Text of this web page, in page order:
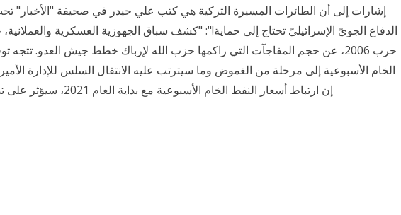
إشارات إلى أن الطائرات المسيرة التركية هي كتب علي حيدر في صحيفة "الأخبار"
الدفاع الجويّ الإسرائيليّ تحتاج إلى حماية!": "كشف سباق الجهوزية العسكرية
حرب 2006، عن حجم المفاجآت التي راكمها حزب الله لإرباك خطط جيش العدو. تتجه
الخام الأسبوعية إلى مرحلة من الغموض وما سيترتب عليه الانتقال السلس للإدارة
إن ارتباط أسعار النفط الخام الأسبوعية مع بداية العام 2021، سيؤثر على تداولات الكيميائيات